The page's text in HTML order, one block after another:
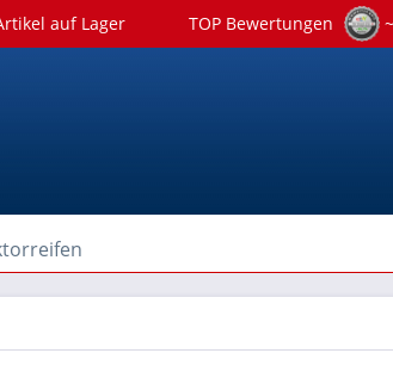
auf Lager TOP Bewertungen